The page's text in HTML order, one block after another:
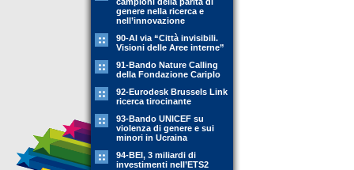
genere nella ricerca e
nell’innovazione
90-Al via “Città invisibili.
Visioni delle Aree interne”
91-Bando Nature Calling
della Fondazione Cariplo
92-Eurodesk Brussels Link
ricerca tirocinante
93-Bando UNICEF su
violenza di genere e sui
minori in Ucraina
94-BEI, 3 miliardi di
investimenti nell’ETS2